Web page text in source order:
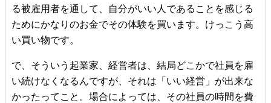
る被雇用者を通して、自分がいい人であることを感じる
ためにかなりのお金でその体験を買います。けっこう高
い買い物です。
で、そういう起業家、経営者は、結局どこかで社員を雇
い続けなくなるんですが、それは「いい経営」が出来な
かったってこと。場合によっては、その社員の時間を費